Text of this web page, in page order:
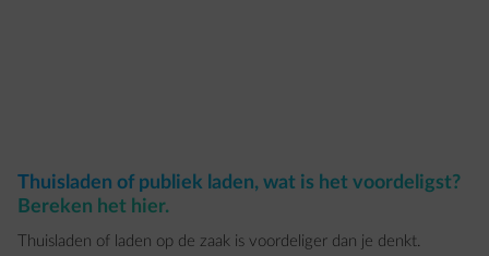
Thuisladen of publiek laden, wat is het voordeligst?
Bereken het hier.
Thuisladen of laden op de zaak is voordeliger dan je denkt.